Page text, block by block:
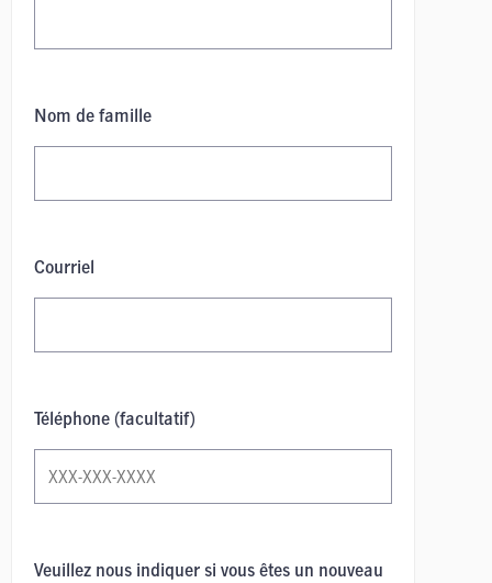
Nom de famille
Courriel
Téléphone (facultatif)
Veuillez nous indiquer si vous êtes un nouveau